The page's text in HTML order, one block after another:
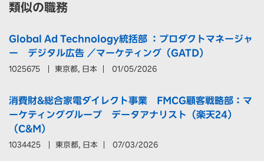
類似の職務
Global Ad Technology統括部 ：プロダクトマネージャ
ー デジタル広告 ／マーケティング（GATD）
1025675 東京都, 日本 01/05/2026
消費財&総合家電ダイレクト事業 FMCG顧客戦略部：マ
ーケティンググループ データアナリスト（楽天24）
（C&M）
1034425 東京都, 日本 07/03/2026